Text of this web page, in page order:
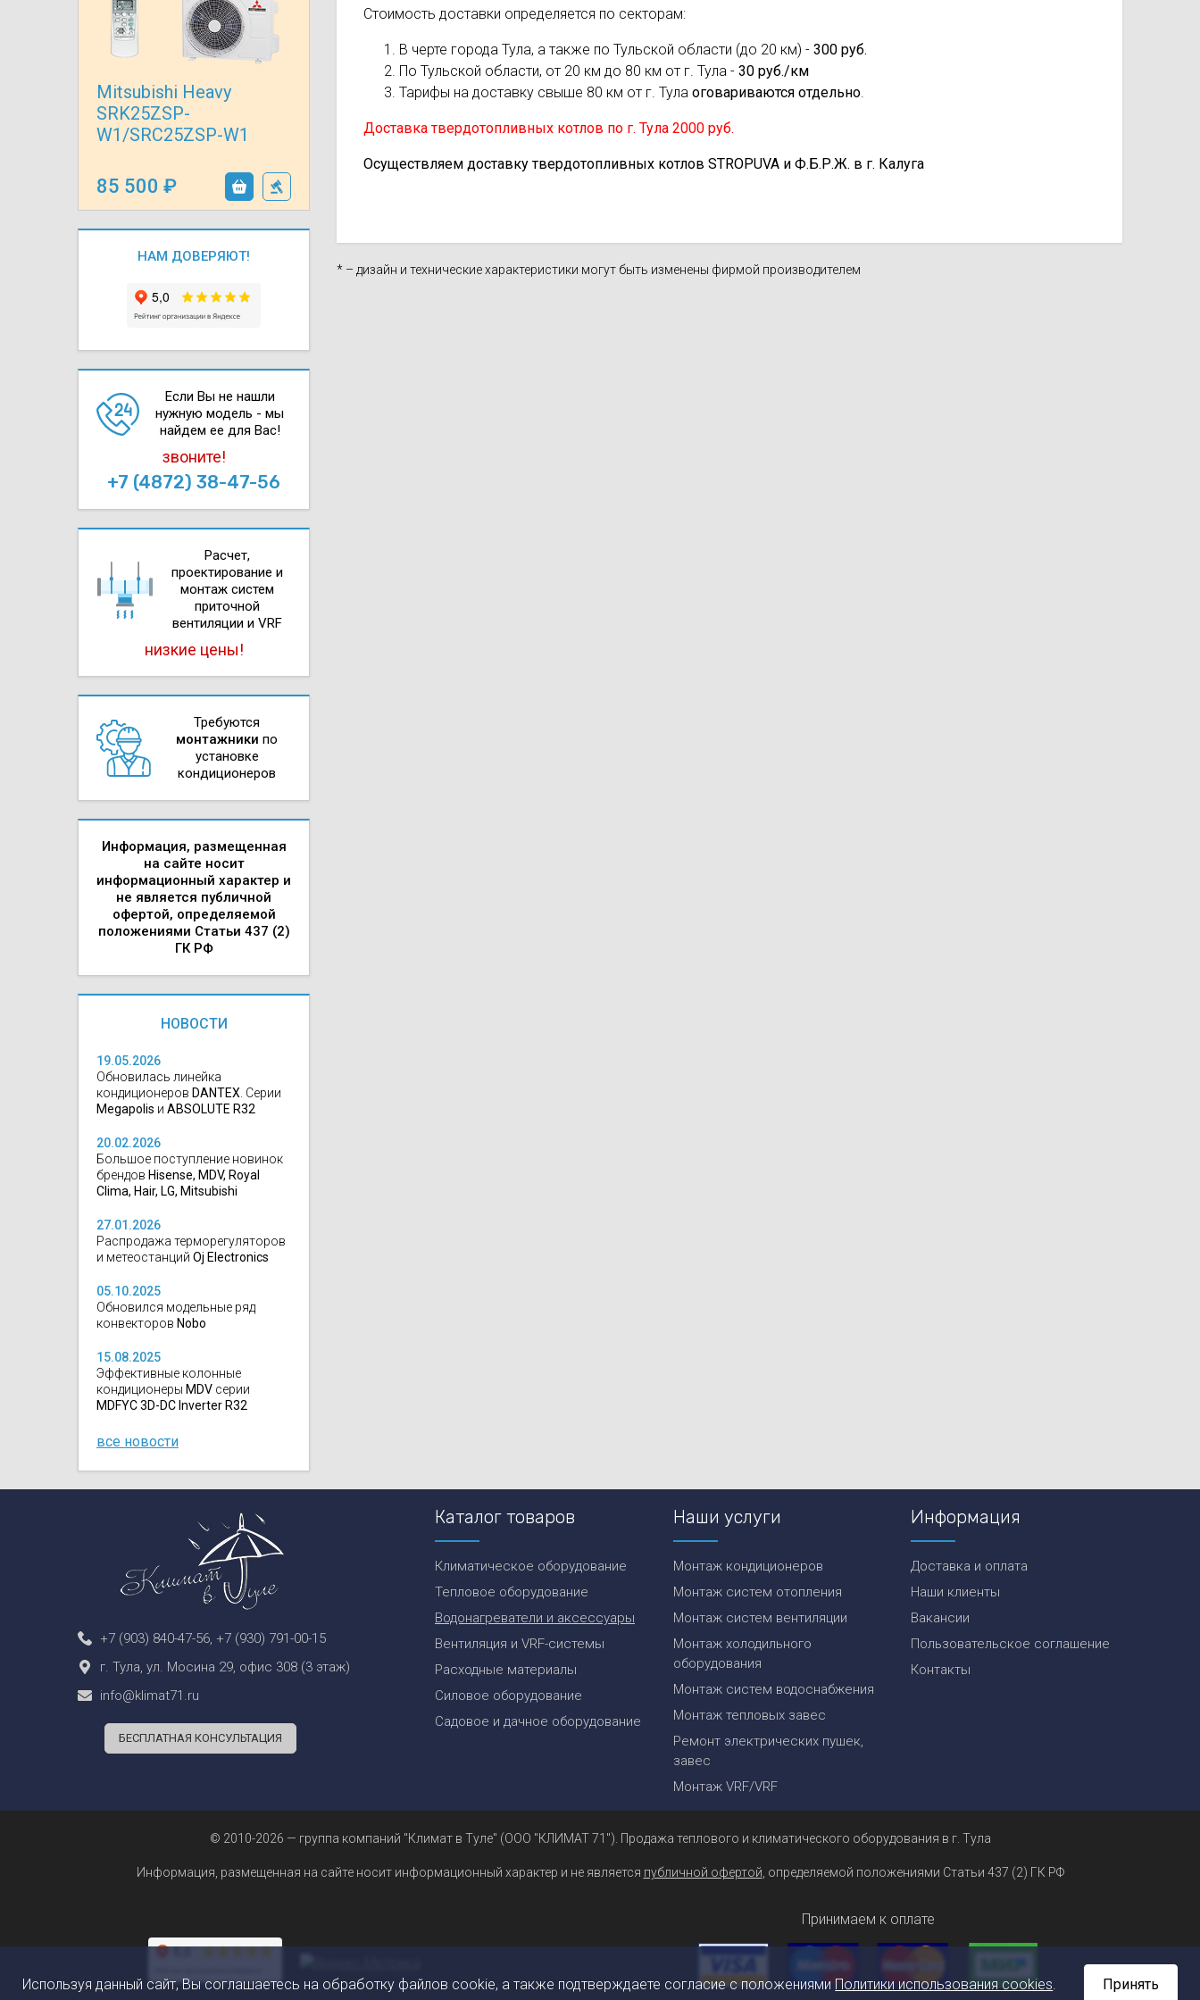
Mitsubishi Heavy
SRK25ZSP-
W1/SRC25ZSP-W1
85 500
НАМ ДОВЕРЯЮТ!
Если Вы не нашли
нужную модель - мы
найдем ее для Вас!
звоните!
+7 (4872) 38-47-56
Расчет,
проектирова­ние и
монтаж систем
приточной
вентиляции и VRF
низкие цены!
Требуются
монтажники по
установке
кондиционеров
Информация, размещенная
на сайте носит
информационный характер и
не является публичной
офертой, определяемой
положениями Статьи 437 (2)
ГК РФ
НОВОСТИ
19.05.2026
Обновилась линейка
кондиционеров DANTEX. Серии
Megapolis и ABSOLUTE R32
20.02.2026
Большое поступление новинок
брендов Hisense, MDV, Royal
Clima, Hair, LG, Mitsubishi
27.01.2026
Распродажа терморегуляторов
и метеостанций Oj Electronics
05.10.2025
Обновился модельные ряд
конвекторов Nobo
15.08.2025
Эффективные колонные
кондиционеры MDV серии
MDFYC 3D-DC Inverter R32
все новости
Стоимость доставки определяется по секторам:
В черте города Тула, а также по Тульской области (до 20 км) - 300 руб.
По Тульской области, от 20 км до 80 км от г. Тула - 30 руб./км
Тарифы на доставку свыше 80 км от г. Тула оговариваются отдельно.
Доставка твердотопливных котлов по г. Тула 2000 руб.
Осуществляем доставку твердотопливных котлов STROPUVA и Ф.Б.Р.Ж. в г. Калуга
* – дизайн и технические характеристики могут быть изменены фирмой производителем
+7 (903) 840-47-56, +7 (930) 791-00-15
г. Тула, ул. Мосина 29, офис 308 (3 этаж)
info@klimat71.ru
БЕСПЛАТНАЯ КОНСУЛЬТАЦИЯ
Каталог товаров
Климатическое оборудование
Тепловое оборудование
Водонагреватели и аксессуары
Вентиляция и VRF-системы
Расходные материалы
Силовое оборудование
Садовое и дачное оборудование
Наши услуги
Монтаж кондиционеров
Монтаж систем отопления
Монтаж систем вентиляции
Монтаж холодильного
оборудования
Монтаж систем водоснабжения
Монтаж тепловых завес
Ремонт электрических пушек,
завес
Монтаж VRF/VRF
Информация
Доставка и оплата
Наши клиенты
Вакансии
Пользовательское соглашение
Контакты
© 2010-2026 — группа компаний "Климат в Туле" (ООО "КЛИМАТ 71"). Продажа теплового и климатического оборудования в г. Тула
Информация, размещенная на сайте носит информационный характер и не является публичной офертой, определяемой положениями Статьи 437 (2) ГК РФ
Принимаем к оплате
Осушители воздуха
Wi-Fi модуля для кондиционеров
Cхема 12 (FN-S) - для фанкойла
отработанном масле
Используя данный сайт, Вы соглашаетесь на обработку файлов cookie, а также подтверждаете согласие с положениямиПолитики использования cookies. Принять